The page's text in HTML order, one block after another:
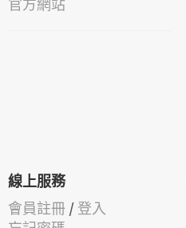
官方網站
線上服務
會員註冊 / 登入